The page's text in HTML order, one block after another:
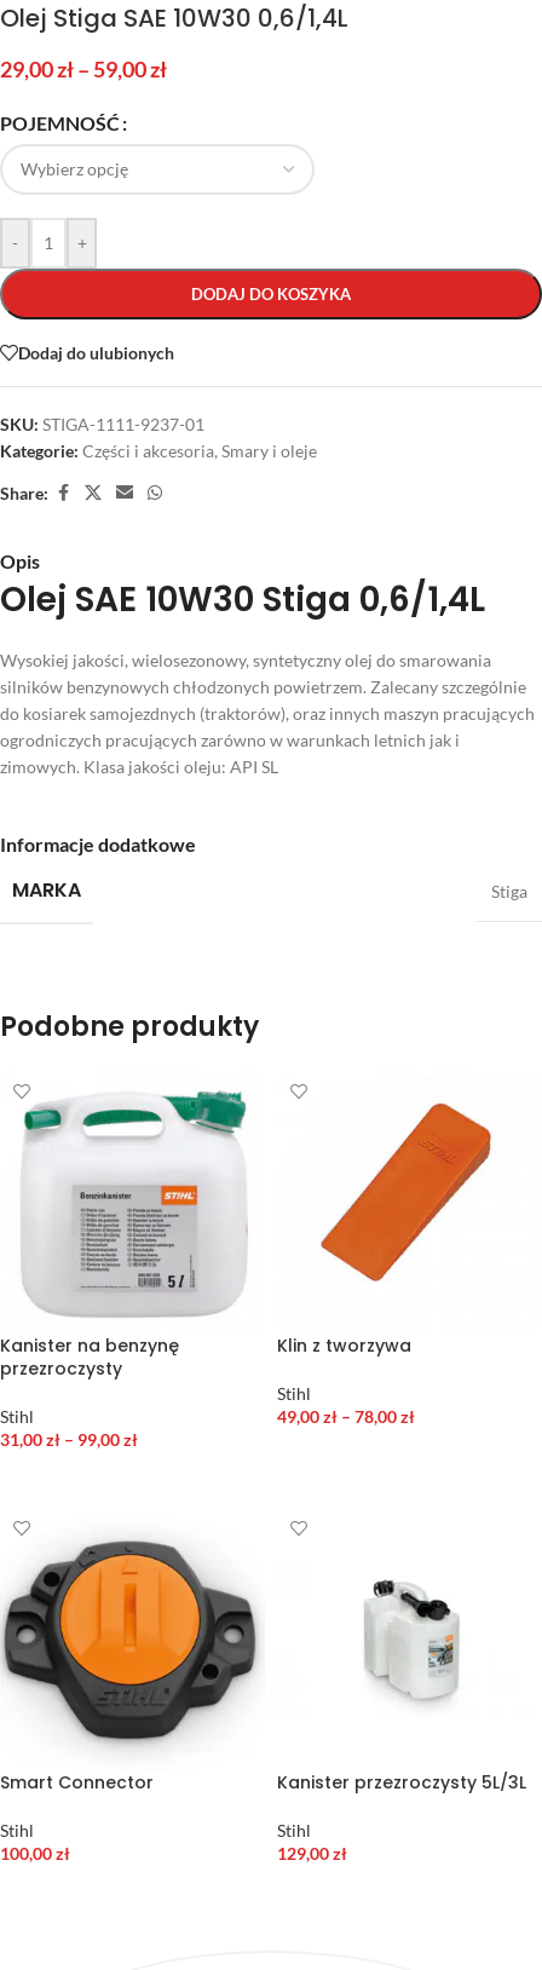
Olej Stiga SAE 10W30 0,6/1,4L
29,00zł– 59,00zł
POJEMNOŚĆ
- +
DODAJ DO KOSZYKA
Dodaj do ulubionych
SKU: STIGA-1111-9237-01
Kategorie: Części i akcesoria, Smary i oleje
Share:
Opis
Olej SAE 10W30 Stiga 0,6/1,4L
Wysokiej jakości, wielosezonowy, syntetyczny olej do smarowania
silników benzynowych chłodzonych powietrzem. Zalecany szczególnie
do kosiarek samojezdnych (traktorów), oraz innych maszyn pracujących
ogrodniczych pracujących zarówno w warunkach letnich jak i
zimowych. Klasa jakości oleju: API SL
Informacje dodatkowe
MARKA Stiga
Podobne produkty
Kanister na benzynę
przezroczysty
Stihl
31,00zł – 99,00zł
Klin z tworzywa
Stihl
49,00zł – 78,00zł
Smart Connector
Stihl
100,00zł
Kanister przezroczysty 5L/3L
Stihl
129,00zł